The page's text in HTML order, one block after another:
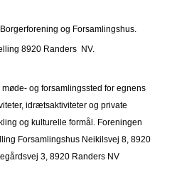
og Forsamlingshus.
8920 Randers NV.
og forsamlingssted for egnens
idrætsaktiviteter og private
og kulturelle formål. Foreningen
Forsamlingshus Neikilsvej 8, 8920
3, 8920 Randers NV